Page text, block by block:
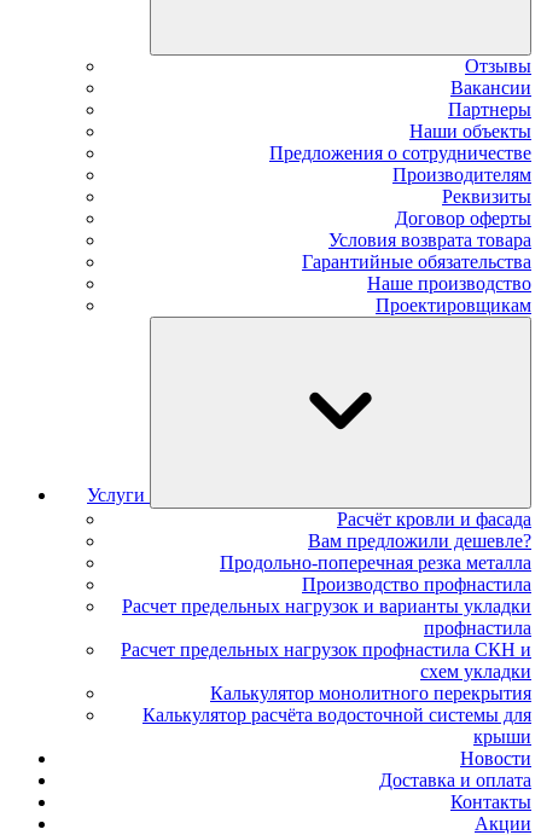
Отзывы
Вакансии
Партнеры
Наши объекты
Предложения о сотрудничестве
Производителям
Реквизиты
Договор оферты
Условия возврата товара
Гарантийные обязательства
Наше производство
Проектировщикам
Услуги
Расчёт кровли и фасада
Вам предложили дешевле?
Продольно-поперечная резка металла
Производство профнастила
Расчет предельных нагрузок и варианты укладки
профнастила
Расчет предельных нагрузок профнастила СКН и
схем укладки
Калькулятор монолитного перекрытия
Калькулятор расчёта водосточной системы для
крыши
Новости
Доставка и оплата
Контакты
Акции